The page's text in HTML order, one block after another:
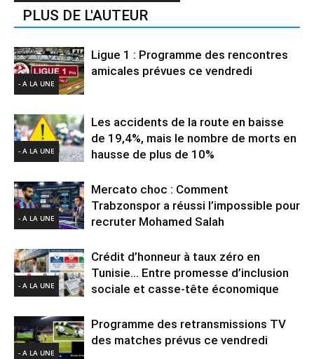
PLUS DE L'AUTEUR
- A LA UNE
Ligue 1 : Programme des rencontres
amicales prévues ce vendredi
- A LA UNE
Les accidents de la route en baisse
de 19,4%, mais le nombre de morts en
hausse de plus de 10%
- A LA UNE
Mercato choc : Comment
Trabzonspor a réussi l’impossible pour
recruter Mohamed Salah
- A LA UNE
Crédit d’honneur à taux zéro en
Tunisie… Entre promesse d’inclusion
sociale et casse-tête économique
- A LA UNE
Programme des retransmissions TV
des matches prévus ce vendredi